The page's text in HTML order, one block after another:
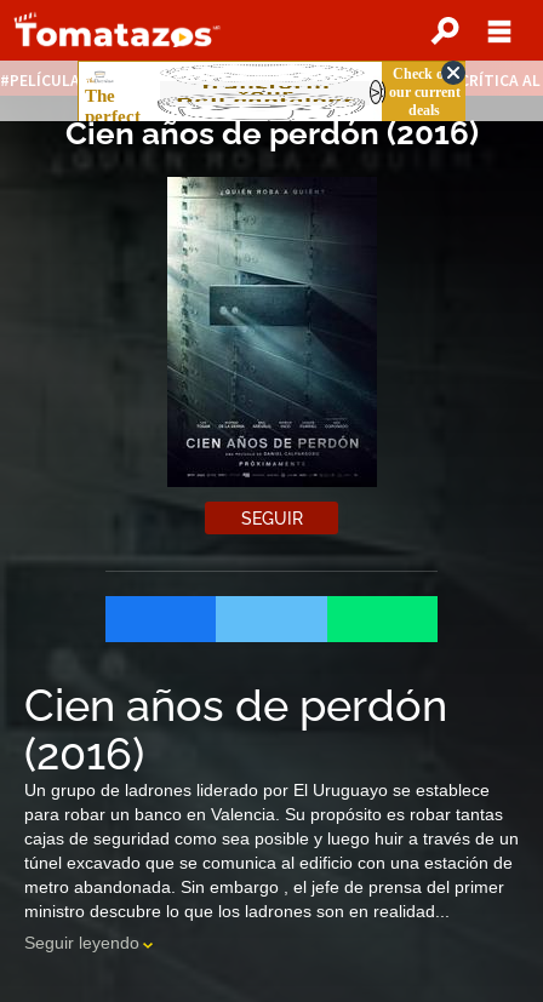
PELÍCULAS STREAMING GRATIS NOTICIAS DESTACADAS CRÍTICA
Cien años de perdón(2016)
SEGUIR
Cien años de perdón
(2016)
Un grupo de ladrones liderado por El Uruguayo se establece
para robar un banco en Valencia. Su propósito es robar tantas
cajas de seguridad como sea posible y luego huir a través de un
túnel excavado que se comunica al edificio con una estación de
metro abandonada. Sin embargo , el jefe de prensa del primer
ministro descubre lo que los ladrones son en realidad...
Seguir leyendo